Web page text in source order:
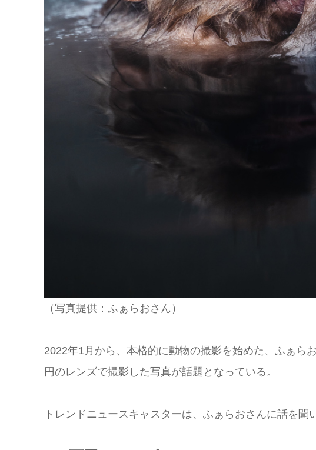
（写真提供：ふぁらおさん）
2022年1月から、本格的に動物の撮影を始めた、ふぁら
円のレンズで撮影した写真が話題となっている。
トレンドニュースキャスターは、ふぁらおさんに話を聞